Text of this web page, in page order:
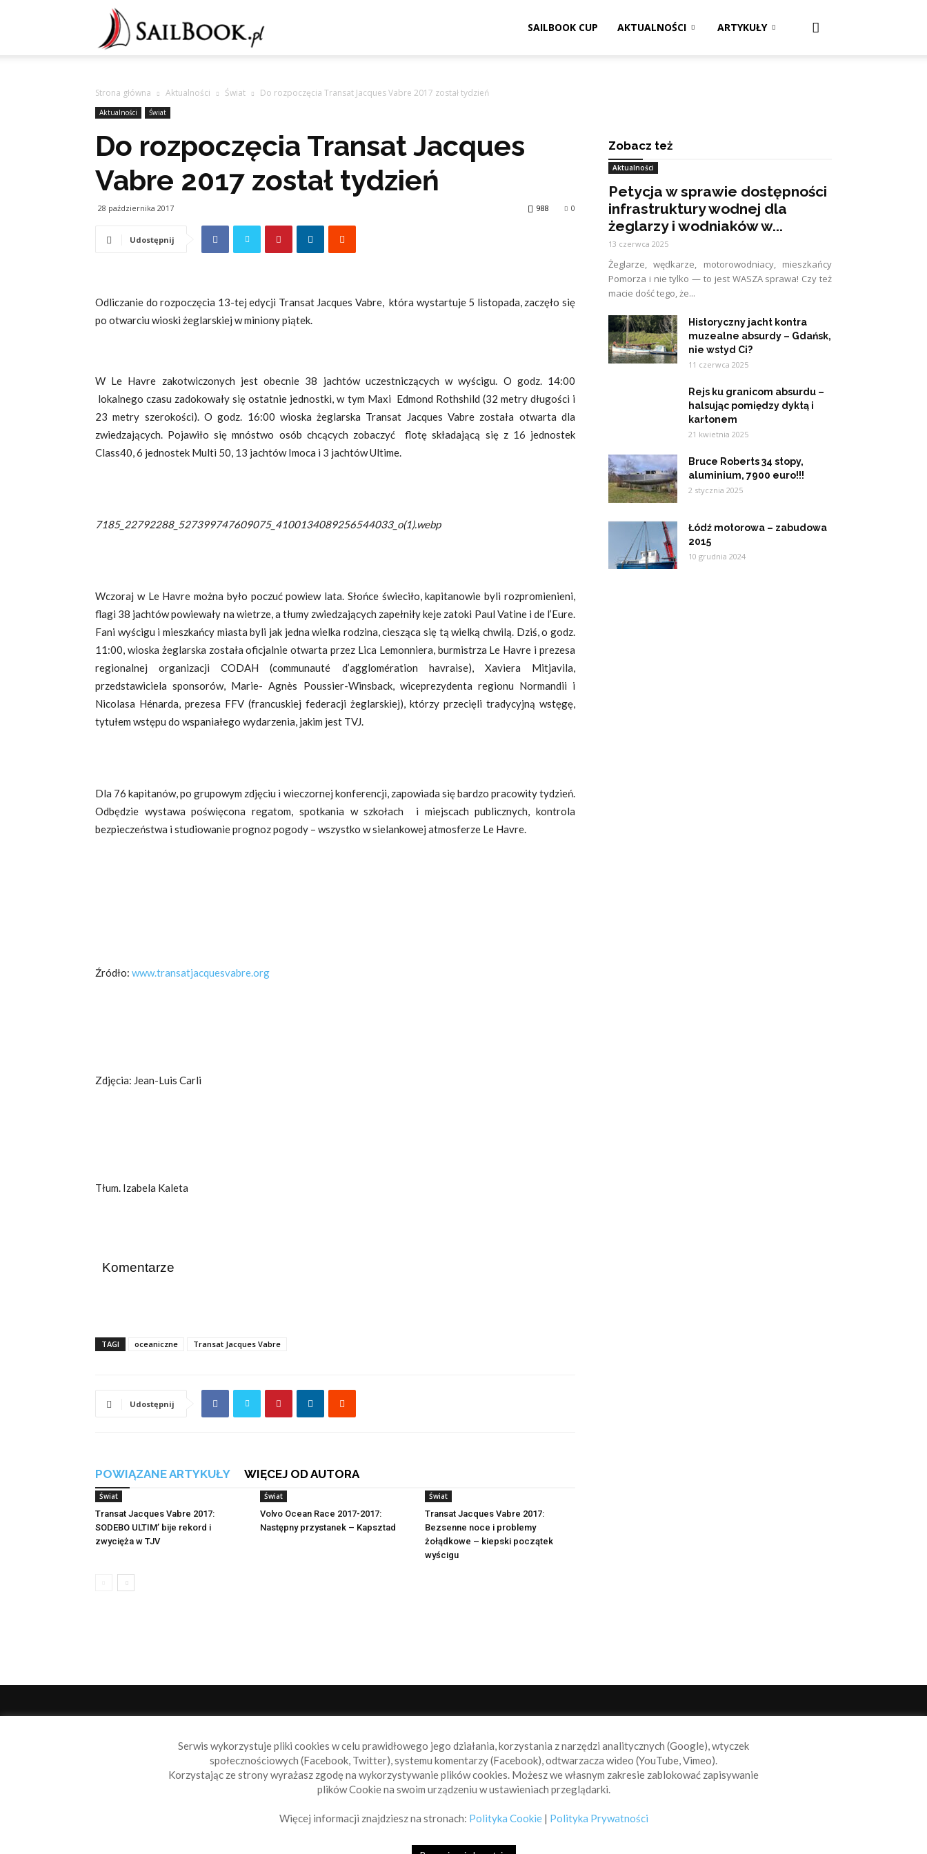
SAILBOOK CUP AKTUALNOŚCI ARTYKUŁY
Strona główna Aktualności Świat Do rozpoczęcia Transat Jacques Vabre 2017 został tydzień
Aktualności Świat
Do rozpoczęcia Transat Jacques
Vabre 2017 został tydzień
28 października 2017 0
988
Udostępnij
Odliczanie do rozpoczęcia 13-tej edycji Transat Jacques Vabre, która wystartuje 5 listopada, zaczęło się
po otwarciu wioski żeglarskiej w miniony piątek.
W Le Havre zakotwiczonych jest obecnie 38 jachtów uczestniczących w wyścigu. O godz. 14:00
lokalnego czasu zadokowały się ostatnie jednostki, w tym Maxi Edmond Rothshild (32 metry długości i
23 metry szerokości). O godz. 16:00 wioska żeglarska Transat Jacques Vabre została otwarta dla
zwiedzających. Pojawiło się mnóstwo osób chcących zobaczyć flotę składającą się z 16 jednostek
Class40, 6 jednostek Multi 50, 13 jachtów Imoca i 3 jachtów Ultime.
7185_22792288_527399747609075_4100134089256544033_o(1).webp
Wczoraj w Le Havre można było poczuć powiew lata. Słońce świeciło, kapitanowie byli rozpromienieni,
flagi 38 jachtów powiewały na wietrze, a tłumy zwiedzających zapełniły keje zatoki Paul Vatine i de l’Eure.
Fani wyścigu i mieszkańcy miasta byli jak jedna wielka rodzina, ciesząca się tą wielką chwilą. Dziś, o godz.
11:00, wioska żeglarska została oficjalnie otwarta przez Lica Lemonniera, burmistrza Le Havre i prezesa
regionalnej organizacji CODAH (communauté d’agglomération havraise), Xaviera Mitjavila,
przedstawiciela sponsorów, Marie- Agnès Poussier-Winsback, wiceprezydenta regionu Normandii i
Nicolasa Hénarda, prezesa FFV (francuskiej federacji żeglarskiej), którzy przecięli tradycyjną wstęgę,
tytułem wstępu do wspaniałego wydarzenia, jakim jest TVJ.
Dla 76 kapitanów, po grupowym zdjęciu i wieczornej konferencji, zapowiada się bardzo pracowity tydzień.
Odbędzie wystawa poświęcona regatom, spotkania w szkołach i miejscach publicznych, kontrola
bezpieczeństwa i studiowanie prognoz pogody – wszystko w sielankowej atmosferze Le Havre.
Źródło: www.transatjacquesvabre.org
Zdjęcia: Jean-Luis Carli
Tłum. Izabela Kaleta
Komentarze
TAGI oceaniczne Transat Jacques Vabre
Udostępnij
POWIĄZANE ARTYKUŁY WIĘCEJ OD AUTORA
Świat
Transat Jacques Vabre 2017:
SODEBO ULTIM’ bije rekord i
zwycięża w TJV
Świat
Volvo Ocean Race 2017-2017:
Następny przystanek – Kapsztad
Świat
Transat Jacques Vabre 2017:
Bezsenne noce i problemy
żołądkowe – kiepski początek
wyścigu
Zobacz też
Aktualności
Petycja w sprawie dostępności
infrastruktury wodnej dla
żeglarzy i wodniaków w...
13 czerwca 2025
Żeglarze, wędkarze, motorowodniacy, mieszkańcy
Pomorza i nie tylko — to jest WASZA sprawa! Czy też
macie dość tego, że...
Historyczny jacht kontra
muzealne absurdy – Gdańsk,
nie wstyd Ci?
11 czerwca 2025
Rejs ku granicom absurdu –
halsując pomiędzy dyktą i
kartonem
21 kwietnia 2025
Bruce Roberts 34 stopy,
aluminium, 7900 euro!!!
2 stycznia 2025
Łódź motorowa – zabudowa
2015
10 grudnia 2024
Sailbook.pl to miejsce dla wszystkich, którzy szukają aktualnych
wiadomości ze świata żeglarstwa, świata motorowodniactwa i
nie tylko.
Skontaktuj się z nami:info@sailbook.pl
Serwis wykorzystuje pliki cookies w celu prawidłowego jego działania, korzystania z narzędzi analitycznych (Google), wtyczek
społecznościowych (Facebook, Twitter), systemu komentarzy (Facebook), odtwarzacza wideo (YouTube, Vimeo).
Korzystając ze strony wyrażasz zgodę na wykorzystywanie plików cookies. Możesz we własnym zakresie zablokować zapisywanie
plików Cookie na swoim urządzeniu w ustawieniach przeglądarki.
Więcej informacji znajdziesz na stronach: Polityka Cookie| Polityka Prywatności